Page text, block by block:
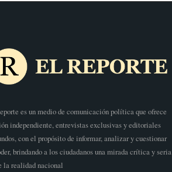
es un medio de comunicación política que ofrece
independiente, entrevistas exclusivas y editoriales
con el propósito de informar, analizar y cuestionar
brindando a los ciudadanos una mirada crítica y seria
la realidad nacional